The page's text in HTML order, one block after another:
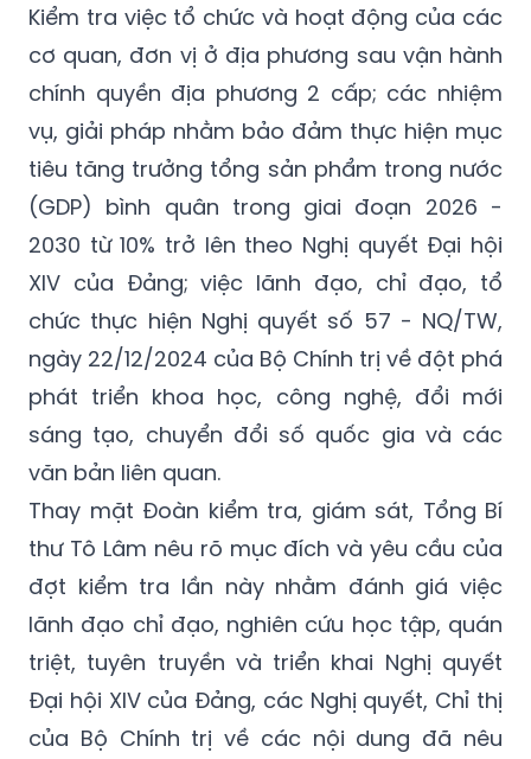
Kiểm tra việc tổ chức và hoạt động của các
cơ quan, đơn vị ở địa phương sau vận hành
chính quyền địa phương 2 cấp; các nhiệm
vụ, giải pháp nhằm bảo đảm thực hiện mục
tiêu tăng trưởng tổng sản phẩm trong nước
(GDP) bình quân trong giai đoạn 2026 -
2030 từ 10% trở lên theo Nghị quyết Đại hội
XIV của Đảng; việc lãnh đạo, chỉ đạo, tổ
chức thực hiện Nghị quyết số 57 - NQ/TW,
ngày 22/12/2024 của Bộ Chính trị về đột phá
phát triển khoa học, công nghệ, đổi mới
sáng tạo, chuyển đổi số quốc gia và các
văn bản liên quan.
Thay mặt Đoàn kiểm tra, giám sát, Tổng Bí
thư Tô Lâm nêu rõ mục đích và yêu cầu của
đợt kiểm tra lần này nhằm đánh giá việc
lãnh đạo chỉ đạo, nghiên cứu học tập, quán
triệt, tuyên truyền và triển khai Nghị quyết
Đại hội XIV của Đảng, các Nghị quyết, Chỉ thị
của Bộ Chính trị về các nội dung đã nêu